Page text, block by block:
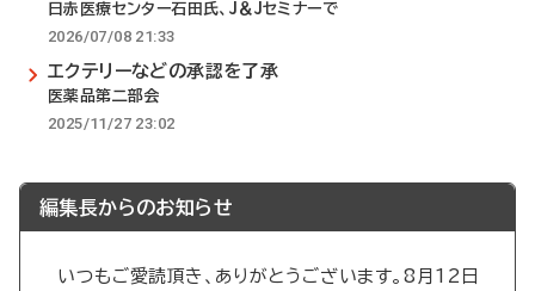
日赤医療センター石田氏、J＆Jセミナーで
2026/07/08 21:33
エクテリーなどの承認を了承
医薬品第二部会
2025/11/27 23:02
編集長からのお知らせ
いつもご愛読頂き、ありがとうございます。8月12日